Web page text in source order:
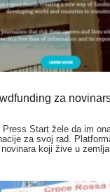
za
Start žele da im
za svoj rad.
koji žive u